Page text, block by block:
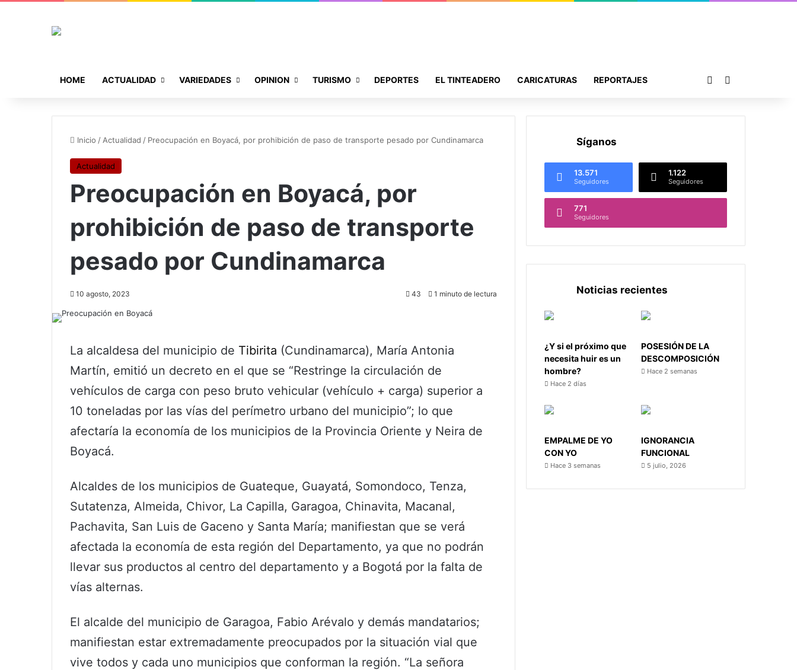
HOME ACTUALIDAD VARIEDADES OPINION TURISMO DEPORTES EL TINTEADERO CARICATURAS REPORTAJES Publicación al azar
Inicio / Actualidad / Preocupación en Boyacá, por prohibición de paso de transporte pesado por Cundinamarca
Actualidad
Preocupación en Boyacá, por
prohibición de paso de transporte
pesado por Cundinamarca
10 agosto, 2023 43 1 minuto de lectura
La alcaldesa del municipio de Tibirita (Cundinamarca), María Antonia
Martín, emitió un decreto en el que se “Restringe la circulación de
vehículos de carga con peso bruto vehicular (vehículo + carga) superior a
10 toneladas por las vías del perímetro urbano del municipio”; lo que
afectaría la economía de los municipios de la Provincia Oriente y Neira de
Boyacá.
Alcaldes de los municipios de Guateque, Guayatá, Somondoco, Tenza,
Sutatenza, Almeida, Chivor, La Capilla, Garagoa, Chinavita, Macanal,
Pachavita, San Luis de Gaceno y Santa María; manifiestan que se verá
afectada la economía de esta región del Departamento, ya que no podrán
llevar sus productos al centro del departamento y a Bogotá por la falta de
vías alternas.
El alcalde del municipio de Garagoa, Fabio Arévalo y demás mandatarios;
manifiestan estar extremadamente preocupados por la situación vial que
vive todos y cada uno municipios que conforman la región. “La señora
Síganos
13.571
Seguidores
1.122
Seguidores
771
Seguidores
Noticias recientes
¿Y si el próximo que
necesita huir es un
hombre?
Hace 2 días
POSESIÓN DE LA
DESCOMPOSICIÓN
Hace 2 semanas
EMPALME DE YO
CON YO
Hace 3 semanas
IGNORANCIA
FUNCIONAL
5 julio, 2026